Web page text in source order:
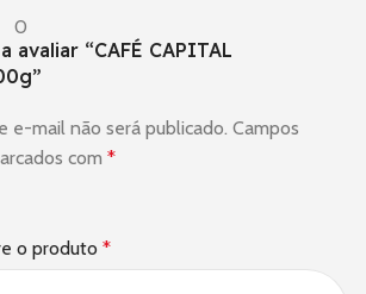
0
avaliar “CAFÉ CAPITAL
e-mail não será publicado. Campos
com *
o produto *